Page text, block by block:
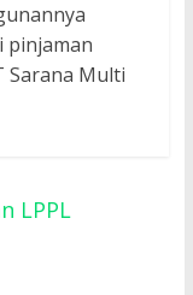
pinjaman
Sarana Multi
LPPL